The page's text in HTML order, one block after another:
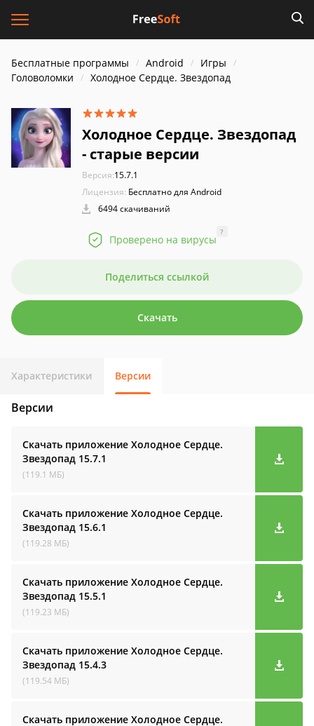
Бесплатные программы Android
Игры
Головоломки
Холодное Сердце. Звездопад
Холодное Сердце. Звездопад
- старые версии
Версия:15.7.1
Лицензия: Бесплатно для Android
6494 скачиваний
Проверено на вирусы
?
Поделиться ссылкой
Скачать
Характеристики Версии
Версии
Скачать приложение Холодное Сердце.
Звездопад 15.7.1
(119.1 МБ)
Скачать приложение Холодное Сердце.
Звездопад 15.6.1
(119.28 МБ)
Скачать приложение Холодное Сердце.
Звездопад 15.5.1
(119.23 МБ)
Скачать приложение Холодное Сердце.
Звездопад 15.4.3
(119.54 МБ)
Скачать приложение Холодное Сердце.